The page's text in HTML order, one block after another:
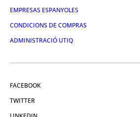
EMPRESAS ESPANYOLES
CONDICIONS DE COMPRAS
ADMINISTRACIÓ UTIQ
FACEBOOK
TWITTER